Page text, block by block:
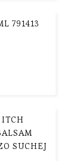
791413
SUCHEJ